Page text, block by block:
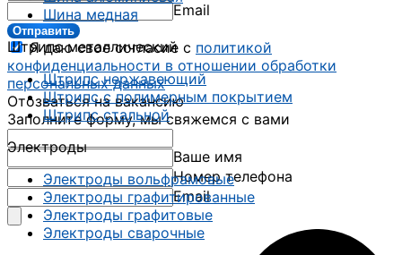
Шина медная
Штрипс металлический
Штрипс нержавеющий
Штрипс с полимерным покрытием
Штрипс стальной
Электроды
Электроды вольфрамовые
Электроды графитированные
Электроды графитовые
Электроды сварочные
Email
Отправить
Я даю свое согласие с политикой
конфиденциальности в отношении обработки
персональных данных
Отозваться на вакансию
Заполните форму, мы свяжемся с вами
Ваше имя
Номер телефона
Email